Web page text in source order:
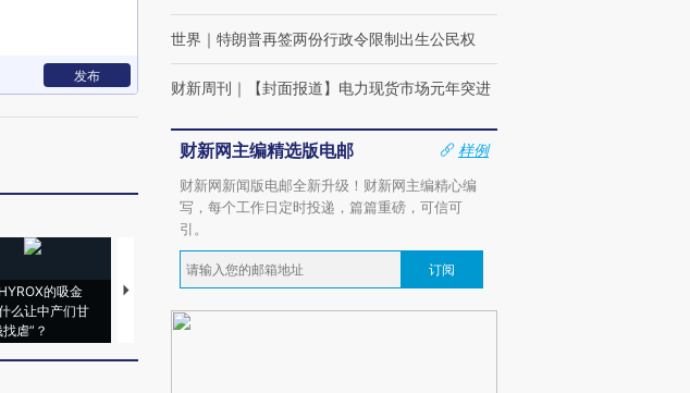
发布
的吸金
么让中产们甘
虐”？
马航飞行员跨国走私7万
粒摇头丸 尿检体内含3种
视线｜被称为“蟑螂”的印
度Z世代 用街头抗争将教
视线｜“入侵”还是“人道危
机”？难民潮撕裂西班牙
世界 ｜ 特朗普再签两份行政令限制出生公民权
财新周刊 ｜ 【封面报道】电力现货市场元年突进
财新网主编精选版电邮
样例
财新网新闻版电邮全新升级！财新网主编精心编
写，每个工作日定时投递，篇篇重磅，可信可
引。
订阅